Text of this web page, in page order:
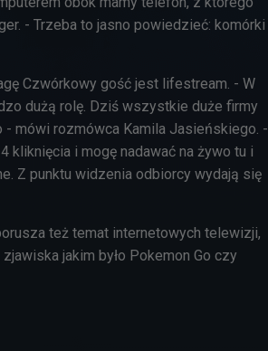
- Trzeba to jasno powiedzieć: komórki
Czwórkowy gość jest lifestream. - W
dużą rolę. Dziś wszystkie duże firmy
mówi rozmówca Kamila Jasieńskiego. -
kliknięcia i mogę nadawać na żywo tu i
Z punktu widzenia odbiorcy wydają się
też temat internetowych telewizji,
jakim było Pokemon Go czy